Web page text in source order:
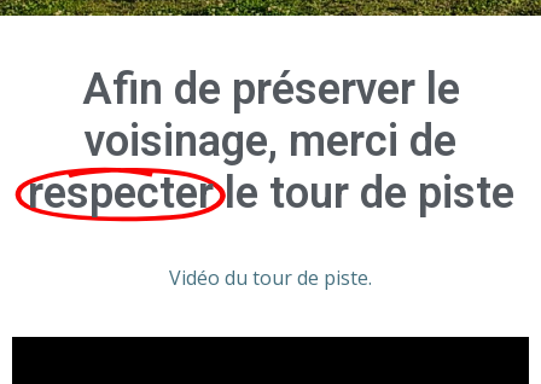
Afin de préserver le
voisinage, merci de
respecter le tour de piste
Vidéo du tour de piste.